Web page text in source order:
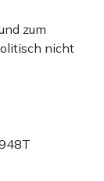
zum
nicht